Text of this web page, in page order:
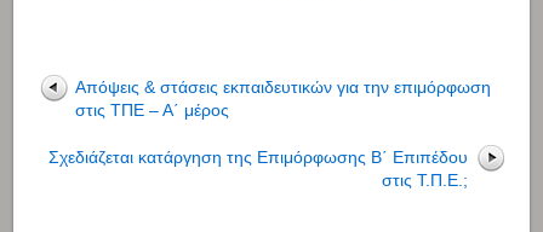
Απόψεις & στάσεις εκπαιδευτικών για την επιμόρφωση
στις ΤΠΕ – Α΄ μέρος
Σχεδιάζεται κατάργηση της Επιμόρφωσης Β΄ Επιπέδου
στις Τ.Π.Ε.;